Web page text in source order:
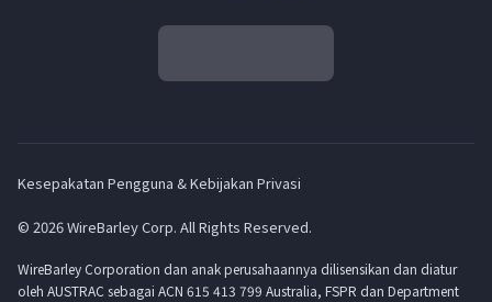
Kesepakatan Pengguna & Kebijakan Privasi
© 2026 WireBarley Corp. All Rights Reserved.
WireBarley Corporation dan anak perusahaannya dilisensikan dan diatur
oleh AUSTRAC sebagai ACN 615 413 799 Australia, FSPR dan Department